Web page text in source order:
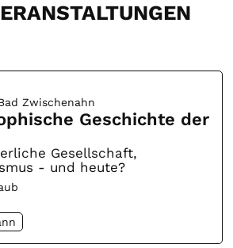
Zwischenahn
Geschichte der
Gesellschaft,
- und heute?